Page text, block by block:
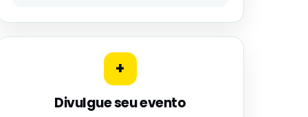
+
Divulgue seu evento